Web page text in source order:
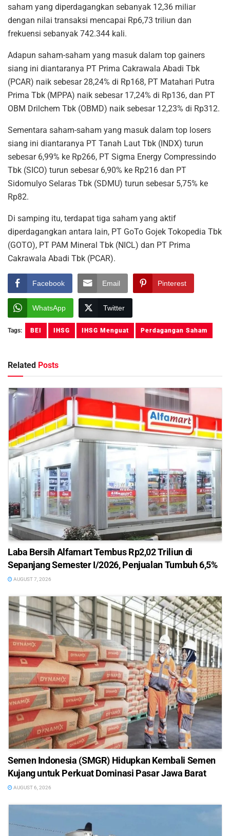
saham yang diperdagangkan sebanyak 12,36 miliar
dengan nilai transaksi mencapai Rp6,73 triliun dan
frekuensi sebanyak 742.344 kali.
Adapun saham-saham yang masuk dalam top gainers
siang ini diantaranya PT Prima Cakrawala Abadi Tbk
(PCAR) naik sebesar 28,24% di Rp168, PT Matahari Putra
Prima Tbk (MPPA) naik sebesar 17,24% di Rp136, dan PT
OBM Drilchem Tbk (OBMD) naik sebesar 12,23% di Rp312.
Sementara saham-saham yang masuk dalam top losers
siang ini diantaranya PT Tanah Laut Tbk (INDX) turun
sebesar 6,99% ke Rp266, PT Sigma Energy Compressindo
Tbk (SICO) turun sebesar 6,90% ke Rp216 dan PT
Sidomulyo Selaras Tbk (SDMU) turun sebesar 5,75% ke
Rp82.
Di samping itu, terdapat tiga saham yang aktif
diperdagangkan antara lain, PT GoTo Gojek Tokopedia Tbk
(GOTO), PT PAM Mineral Tbk (NICL) dan PT Prima
Cakrawala Abadi Tbk (PCAR).
Facebook Email Pinterest
WhatsApp Twitter
Tags: BEI IHSG IHSG Menguat Perdagangan Saham
Related Posts
Laba Bersih Alfamart Tembus Rp2,02 Triliun di
Sepanjang Semester I/2026, Penjualan Tumbuh 6,5%
AUGUST 7, 2026
Semen Indonesia (SMGR) Hidupkan Kembali Semen
Kujang untuk Perkuat Dominasi Pasar Jawa Barat
AUGUST 6, 2026